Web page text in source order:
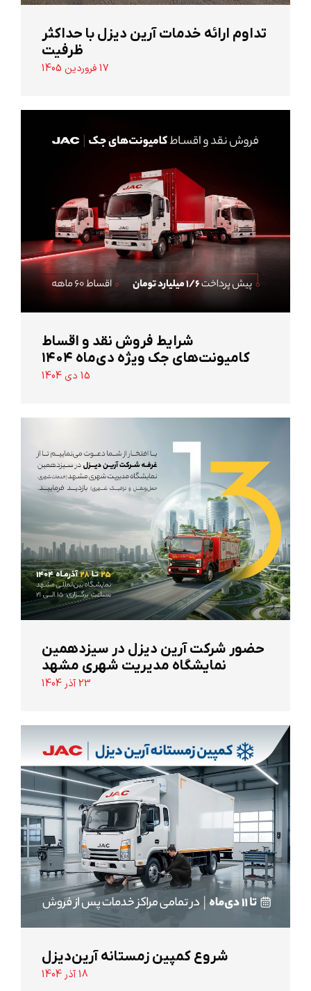
تداوم ارائه خدمات آرین دیزل با حداکثر
ظرفیت
17 فروردین 1405
شرایط فروش نقد و اقساط
کامیونت‌های جک ویژه دی‌ماه ۱۴۰۴
15 دی 1404
حضور شرکت آرین ‌دیزل در سیزدهمین
نمایشگاه مدیریت شهری مشهد
23 آذر 1404
شروع کمپین زمستانه آرین‌دیزل
18 آذر 1404